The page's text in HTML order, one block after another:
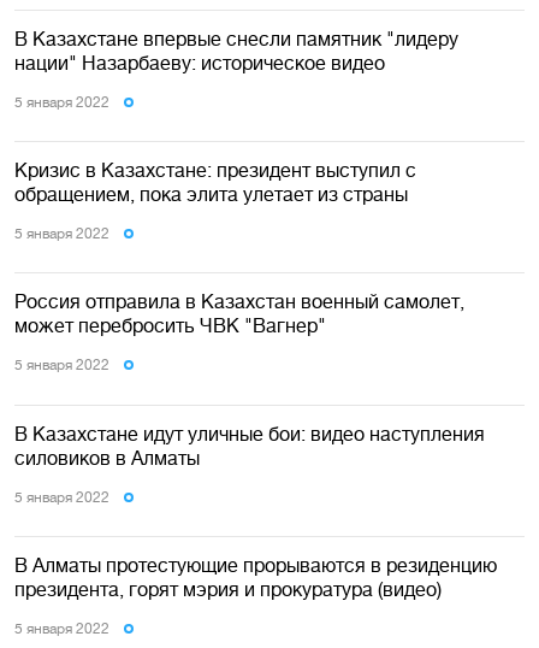
В Казахстане впервые снесли памятник "лидеру
нации" Назарбаеву: историческое видео
5 января 2022
Кризис в Казахстане: президент выступил с
обращением, пока элита улетает из страны
5 января 2022
Россия отправила в Казахстан военный самолет,
может перебросить ЧВК "Вагнер"
5 января 2022
В Казахстане идут уличные бои: видео наступления
силовиков в Алматы
5 января 2022
В Алматы протестующие прорываются в резиденцию
президента, горят мэрия и прокуратура (видео)
5 января 2022